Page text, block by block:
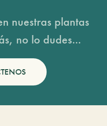
nuestras plantas
no lo dudes...